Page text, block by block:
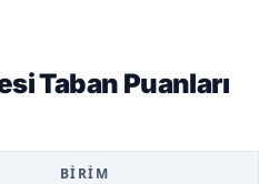
Taban Puanları
BIRIM